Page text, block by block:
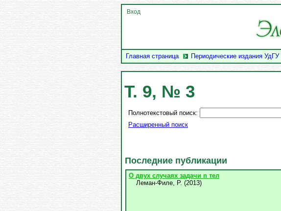
Главная страница Периодические издания УдГУ
Вход
Т. 9, № 3
Полнотекстовый поиск:
Расширенный поиск
Последние публикации
О двух случаях задачи n тел
Леман-Филе, Р. (2013)